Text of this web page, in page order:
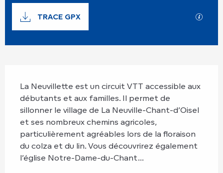
Documentation
TRACE GPX
La Neuvillette est un circuit VTT accessible aux
débutants et aux familles. Il permet de
sillonner le village de La Neuville-Chant-d’Oisel
et ses nombreux chemins agricoles,
particulièrement agréables lors de la floraison
du colza et du lin. Vous découvrirez également
l’église Notre-Dame-du-Chant...